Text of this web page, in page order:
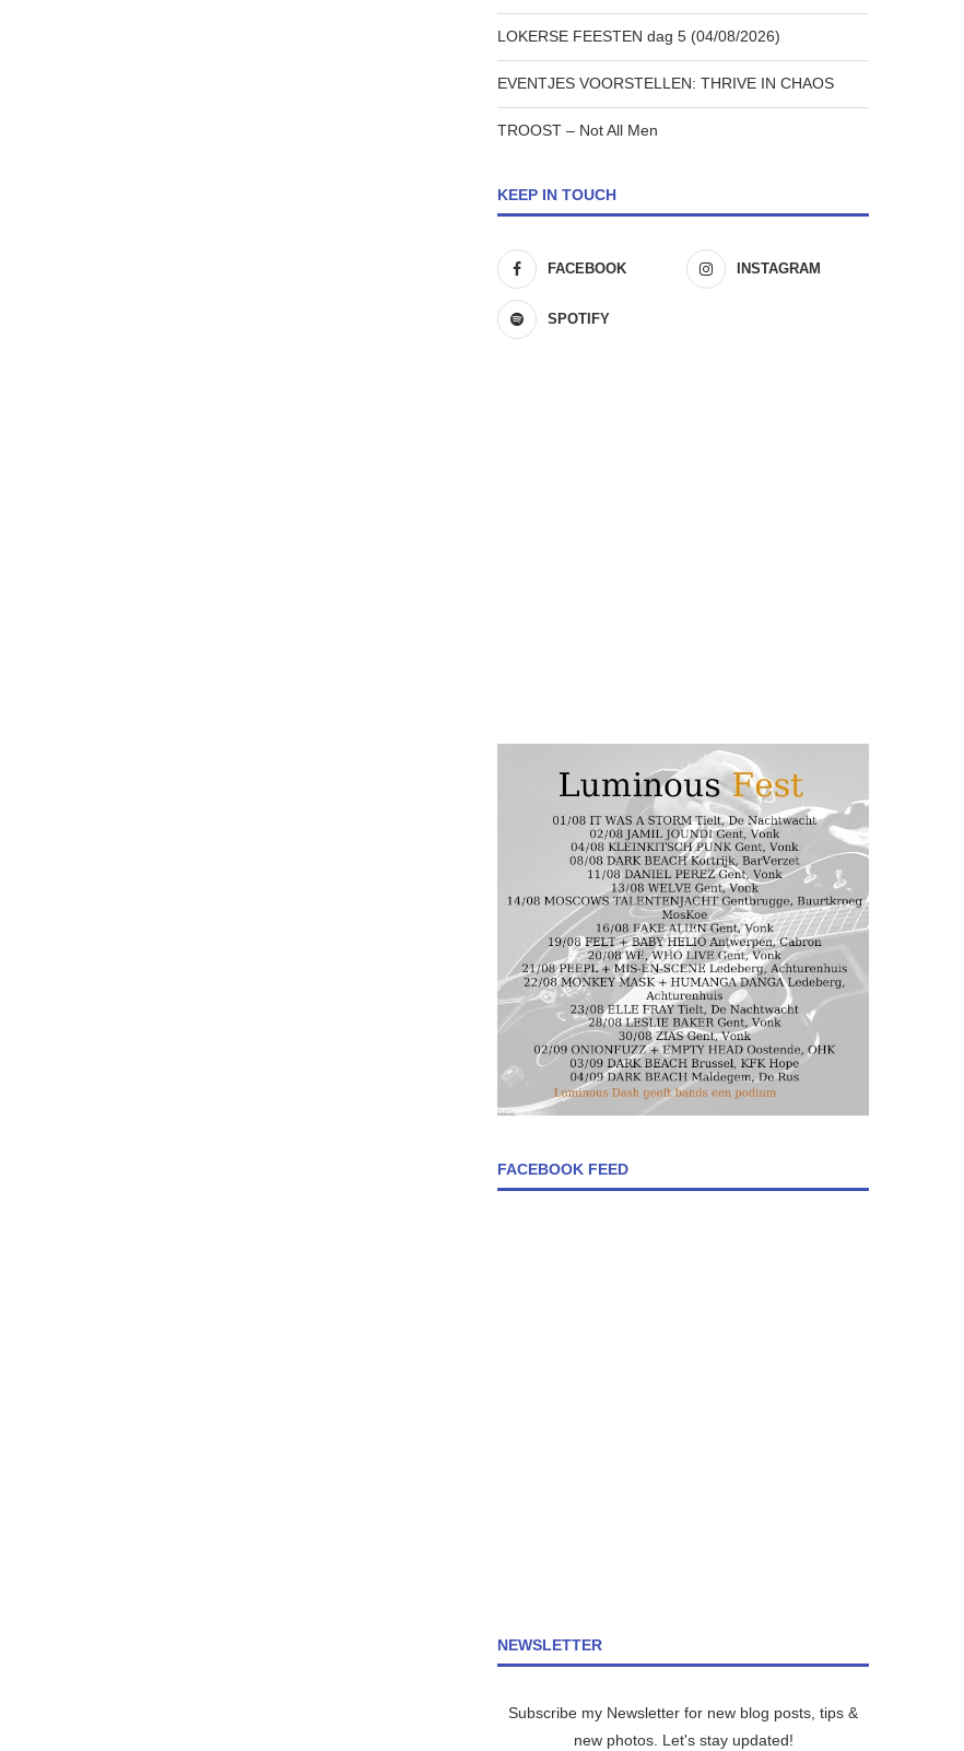
LOKERSE FEESTEN dag 5 (04/08/2026)
EVENTJES VOORSTELLEN: THRIVE IN CHAOS
TROOST – Not All Men
KEEP IN TOUCH
FACEBOOK INSTAGRAM
SPOTIFY
FACEBOOK FEED
NEWSLETTER
Subscribe my Newsletter for new blog posts, tips &
new photos. Let's stay updated!